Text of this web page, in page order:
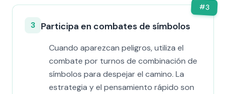
#3
3 Participa en combates de símbolos
Cuando aparezcan peligros, utiliza el
combate por turnos de combinación de
símbolos para despejar el camino. La
estrategia y el pensamiento rápido son